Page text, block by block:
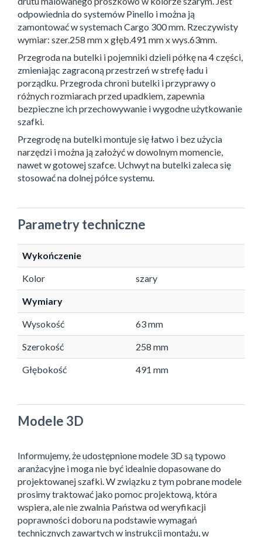
odpowiednia do systemów Pinello i można ją
zamontować w systemach Cargo 300 mm. Rzeczywisty
wymiar: szer.258 mm x głęb.491 mm x wys.63mm.
Przegroda na butelki i pojemniki dzieli półkę na 4 części,
zmieniając zagraconą przestrzeń w strefę ładu i
porządku. Przegroda chroni butelki i przyprawy o
różnych rozmiarach przed upadkiem, zapewnia
bezpieczne ich przechowywanie i wygodne użytkowanie
szafki.
Przegrodę na butelki montuje się łatwo i bez użycia
narzędzi i można ją założyć w dowolnym momencie,
nawet w gotowej szafce. Uchwyt na butelki zaleca się
stosować na dolnej półce systemu.
Parametry techniczne
Wykończenie
Kolor szary
Wymiary
Wysokość 63 mm
Szerokość 258 mm
Głębokość 491 mm
Modele 3D
Informujemy, że udostępnione modele 3D są typowo
aranżacyjne i moga nie być idealnie dopasowane do
projektowanej szafki. W związku z tym pobrane modele
prosimy traktować jako pomoc projektową, która
wspiera, ale nie zwalnia Państwa od weryfikacji
poprawności doboru na podstawie wymagań
technicznych zawartych w instrukcji montażu, w